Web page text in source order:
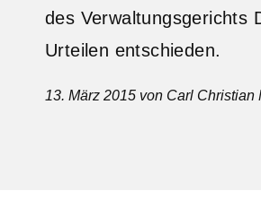
des Verwaltungsgerichts
Urteilen entschieden.
13. März 2015 von Carl Christian